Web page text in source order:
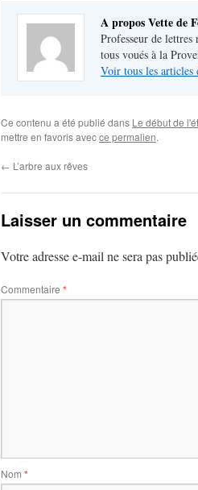
A propos Vette de
Professeur de
tous voués à la
Voir tous les articles
Ce contenu a été publié dans Le début de
mettre en favoris avecce permalien.
← L’arbre aux rêves
Laisser un commentaire
Votre adresse e-mail ne sera pas
Commentaire *
Nom *